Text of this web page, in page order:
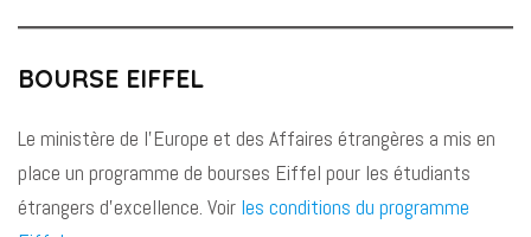
BOURSE EIFFEL
Le ministère de l’Europe et des Affaires étrangères a mis en
place un programme de bourses Eiffel pour les étudiants
étrangers d’excellence. Voir les conditions du programme